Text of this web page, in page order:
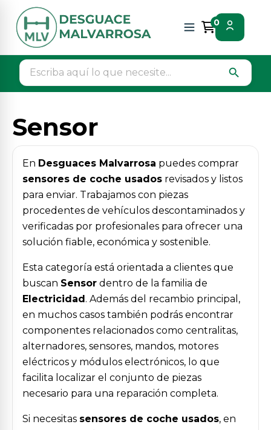
0
search
Inicio Piezas vehículos Sensor
Sensor
En Desguaces Malvarrosa puedes comprar
sensores de coche usados revisados y listos
para enviar. Trabajamos con piezas
procedentes de vehículos descontaminados y
verificadas por profesionales para ofrecer una
solución fiable, económica y sostenible.
Esta categoría está orientada a clientes que
buscan Sensor dentro de la familia de
Electricidad. Además del recambio principal,
en muchos casos también podrás encontrar
componentes relacionados como centralitas,
alternadores, sensores, mandos, motores
eléctricos y módulos electrónicos, lo que
facilita localizar el conjunto de piezas
necesario para una reparación completa.
Si necesitas sensores de coche usados, en